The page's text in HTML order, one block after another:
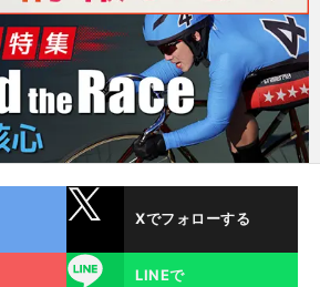
Xでフォローする
LINE
LINEで